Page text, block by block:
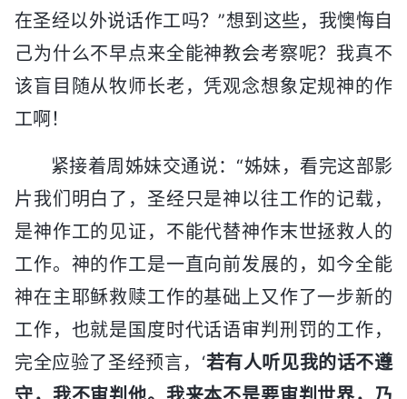
在圣经以外说话作工吗？”想到这些，我懊悔自
己为什么不早点来全能神教会考察呢？我真不
该盲目随从牧师长老，凭观念想象定规神的作
工啊！
紧接着周姊妹交通说：“姊妹，看完这部影
片我们明白了，圣经只是神以往工作的记载，
是神作工的见证，不能代替神作末世拯救人的
工作。神的作工是一直向前发展的，如今全能
神在主耶稣救赎工作的基础上又作了一步新的
工作，也就是国度时代话语审判刑罚的工作，
完全应验了圣经预言，‘若有人听见我的话不遵